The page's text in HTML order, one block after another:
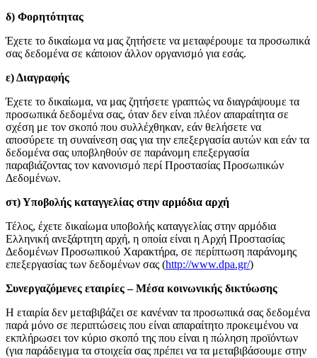
δ) Φορητότητας
Έχετε το δικαίωμα να μας ζητήσετε να μεταφέρουμε τα προσωπικά
σας δεδομένα σε κάποιον άλλον οργανισμό για εσάς.
ε) Διαγραφής
Έχετε το δικαίωμα, να μας ζητήσετε γραπτώς να διαγράψουμε τα
προσωπικά δεδομένα σας, όταν δεν είναι πλέον απαραίτητα σε
σχέση με τον σκοπό που συλλέχθηκαν, εάν θελήσετε να
αποσύρετε τη συναίνεση σας για την επεξεργασία αυτών και εάν τα
δεδομένα σας υποβληθούν σε παράνομη επεξεργασία
παραβιάζοντας τον κανονισμό περί Προστασίας Προσωπικών
Δεδομένων.
στ) Υποβολής καταγγελίας στην αρμόδια αρχή
Τέλος, έχετε δικαίωμα υποβολής καταγγελίας στην αρμόδια
Ελληνική ανεξάρτητη αρχή, η οποία είναι η Αρχή Προστασίας
Δεδομένων Προσωπικού Χαρακτήρα, σε περίπτωση παράνομης
επεξεργασίας των δεδομένων σας (http://www.dpa.gr/)
Συνεργαζόμενες εταιρίες – Μέσα κοινωνικής δικτύωσης
Η εταιρία δεν μεταβιβάζει σε κανέναν τα προσωπικά σας δεδομένα
παρά μόνο σε περιπτώσεις που είναι απαραίτητο προκειμένου να
εκπλήρωσει τον κύριο σκοπό της που είναι η πώληση προϊόντων
(για παράδειγμα τα στοιχεία σας πρέπει να τα μεταβιβάσουμε στην